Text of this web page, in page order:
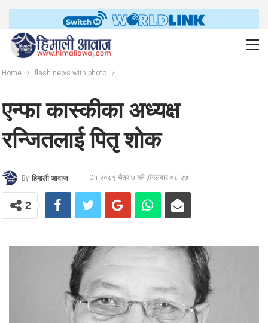
Home flash news with photo
एन्फा कास्कीका अध्यक्ष
रन्जितलाई पितृ शोक
By हिमाली आवाज On २०७९ चैत्र ७ गते ,मंगलवार ०८:२७
2